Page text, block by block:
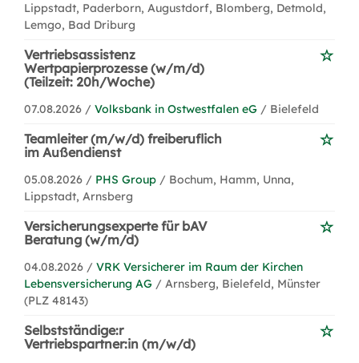
Lippstadt, Paderborn, Augustdorf, Blomberg, Detmold,
Lemgo, Bad Driburg
Vertriebsassistenz
Wertpapierprozesse (w/m/d)
(Teilzeit: 20h/Woche)
07.08.2026 / Volksbank in Ostwestfalen eG / Bielefeld
Teamleiter (m/w/d) freiberuflich
im Außendienst
05.08.2026 / PHS Group / Bochum, Hamm, Unna,
Lippstadt, Arnsberg
Versicherungsexperte für bAV
Beratung (w/m/d)
04.08.2026 / VRK Versicherer im Raum der Kirchen
Lebensversicherung AG / Arnsberg, Bielefeld, Münster
(PLZ 48143)
Selbstständige:r
Vertriebspartner:in (m/w/d)